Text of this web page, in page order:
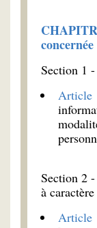
concernée
Section 1
Article
Section 2
à
Article